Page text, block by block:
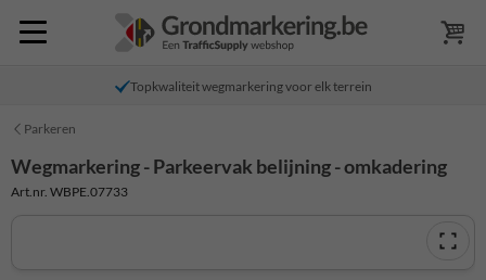
Topkwaliteit wegmarkering voor elk terrein
Parkeren
Wegmarkering - Parkeervak belijning - omkadering
Art.nr. WBPE.07733